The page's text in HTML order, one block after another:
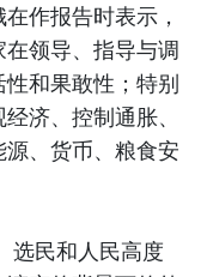
作报告时表示，
领导、指导与调
和果敢性；特别
济、控制通胀、
、货币、粮食安
选民和人民高度